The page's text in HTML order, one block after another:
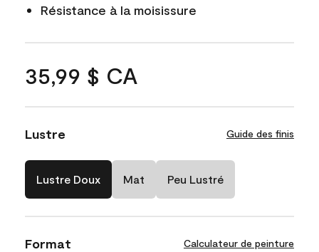
Résistance à la moisissure
35,99 $ CA
Lustre Guide des finis
Lustre Doux Mat Peu Lustré
Format Calculateur de peinture